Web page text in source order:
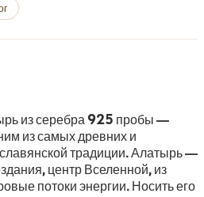
из серебра 925 пробы —
из самых древних и
традиции. Алатырь —
центр Вселенной, из
потоки энергии. Носить его